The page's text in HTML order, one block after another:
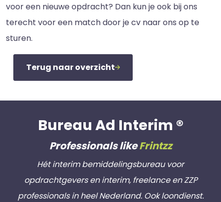
voor een nieuwe opdracht? Dan kun je ook bij ons
terecht voor een match door je cv naar ons op te
sturen.
Terug naar overzicht
Bureau Ad Interim ®
Professionals likeFrintzz
Hét interim bemiddelingsbureau voor
opdrachtgevers en interim, freelance en ZZP
professionals in heel Nederland. Ook loondienst.